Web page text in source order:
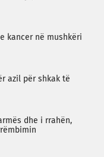
kancer në mushkëri
azil për shkak të
dhe i rrahën,